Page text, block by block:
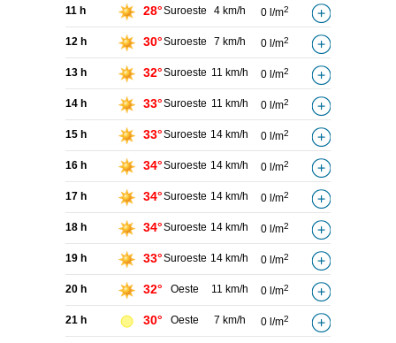
11 h 28°Suroeste 4 km/h 0 l/m2
12 h 30°Suroeste 7 km/h 0 l/m2
13 h 32°Suroeste 11 km/h 0 l/m2
14 h 33°Suroeste 11 km/h 0 l/m2
15 h 33°Suroeste 14 km/h 0 l/m2
16 h 34°Suroeste 14 km/h 0 l/m2
17 h 34°Suroeste 14 km/h 0 l/m2
18 h 34°Suroeste 14 km/h 0 l/m2
19 h 33°Suroeste 14 km/h 0 l/m2
20 h 32° Oeste 11 km/h 0 l/m2
21 h 30° Oeste 7 km/h 0 l/m2